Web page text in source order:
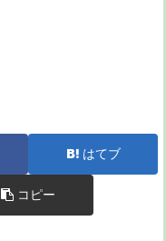
はてブ
コピー